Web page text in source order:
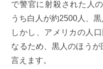
で警官に射殺された人
うち白人が約2500人、黒
しかし、アメリカの人
なるため、黒人のほう
言えます。